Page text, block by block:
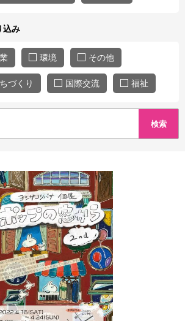
込み
環境 その他
づくり 国際交流 福祉